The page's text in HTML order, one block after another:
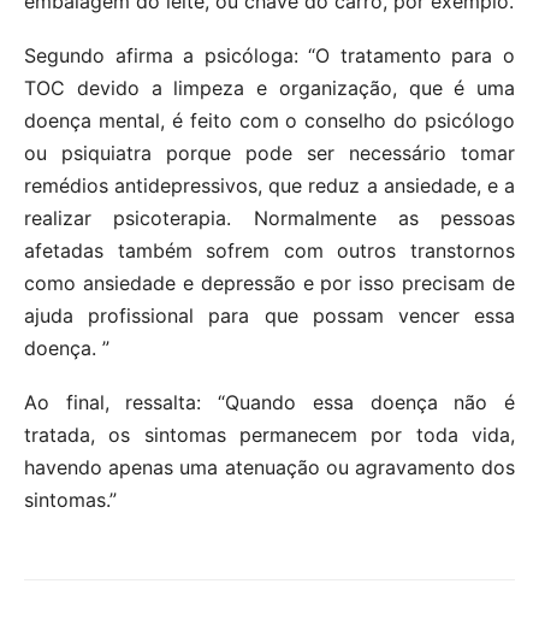
Segundo afirma a psicóloga: “O tratamento para o
TOC devido a limpeza e organização, que é uma
doença mental, é feito com o conselho do psicólogo
ou psiquiatra porque pode ser necessário tomar
remédios antidepressivos, que reduz a ansiedade, e a
realizar psicoterapia. Normalmente as pessoas
afetadas também sofrem com outros transtornos
como ansiedade e depressão e por isso precisam de
ajuda profissional para que possam vencer essa
doença. ”
Ao final, ressalta: “Quando essa doença não é
tratada, os sintomas permanecem por toda vida,
havendo apenas uma atenuação ou agravamento dos
sintomas.”